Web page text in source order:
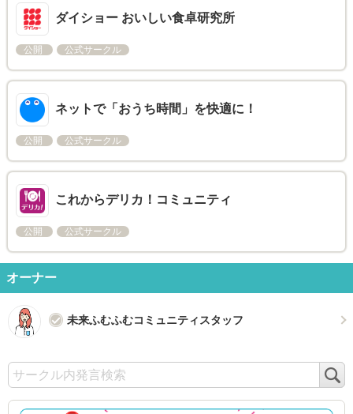
ダイショー おいしい食卓研究所
公開 公式サークル
ネットで「おうち時間」を快適に！
公開 公式サークル
これからデリカ！コミュニティ
公開 公式サークル
オーナー
未来ふむふむコミュニティスタッフ